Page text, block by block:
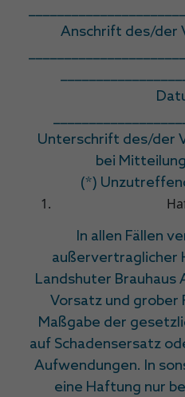
Anschrift des/der
Unterschrift des/der
bei
(*)
In allen Fällen
außervertraglicher
Landshuter Brauhaus
Vorsatz und grober
Maßgabe der
auf Schadensersatz
Aufwendungen. In
eine Haftung nur